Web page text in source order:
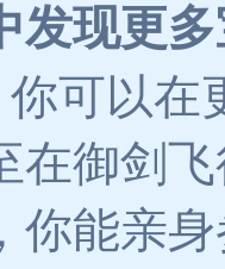
发现更
可以在
在御剑
你能亲